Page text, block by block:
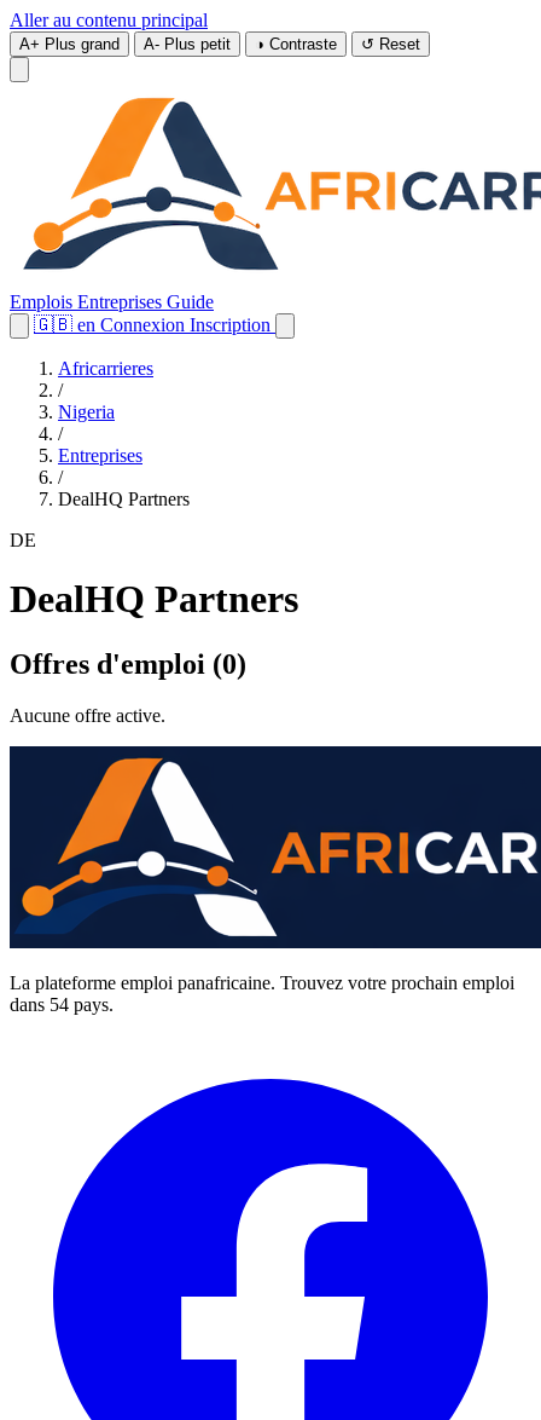
Aller au contenu principal
A+ Plus grand A- Plus petit ◑ Contraste ↺ Reset
Emplois Entreprises Guide
🇬🇧 en Connexion Inscription
Africarrieres
/
Nigeria
/
Entreprises
/
DealHQ Partners
DE
DealHQ Partners
Offres d'emploi (0)
Aucune offre active.
La plateforme emploi panafricaine. Trouvez votre prochain emploi
dans 54 pays.